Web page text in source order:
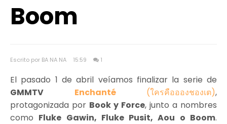
Boom
Escrito por BA NA NA 15:59 1
El pasado 1 de abril veíamos finalizar la serie de
GMMTV
Enchanté(ใครคืออองชองเต),
protagonizada por Book y Force, junto a nombres
como Fluke Gawin, Fluke Pusit, Aou o Boom.